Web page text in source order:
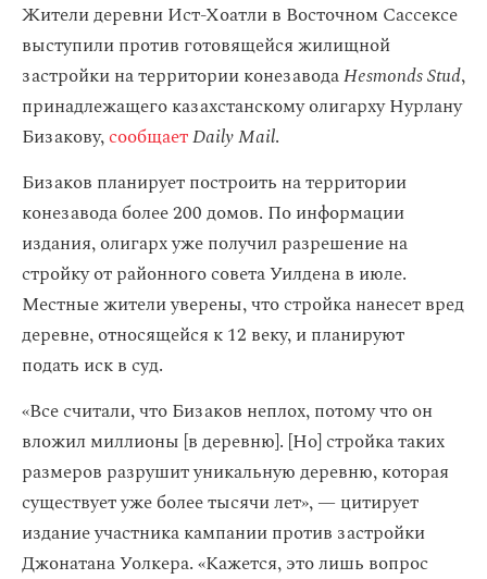
Жители деревни Ист-Хоатли в Восточном Сассексе
выступили против готовящейся жилищной
застройки на территории конезаводаHesmonds Stud,
принадлежащего казахстанскому олигарху Нурлану
Бизакову,сообщаетDaily Mail.
Бизаков планирует построить на территории
конезавода более 200 домов. По информации
издания, олигарх уже получил разрешение на
стройку от районного совета Уилдена в июле.
Местные жители уверены, что стройка нанесет вред
деревне, относящейся к 12 веку, и планируют
подать иск в суд.
«Все считали, что Бизаков неплох, потому что он
вложил миллионы [в деревню]. [Но] стройка таких
размеров разрушит уникальную деревню, которая
существует уже более тысячи лет», — цитирует
издание участника кампании против застройки
Джонатана Уолкера. «Кажется, это лишь вопрос